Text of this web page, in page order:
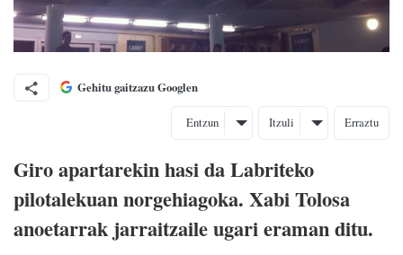
Gehitu gaitzazu Googlen
Entzun Itzuli Erraztu
Giro apartarekin hasi da Labriteko
pilotalekuan norgehiagoka. Xabi Tolosa
anoetarrak jarraitzaile ugari eraman ditu.